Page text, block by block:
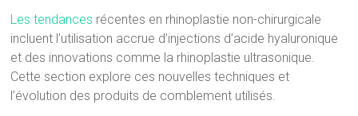
Les tendances récentes en rhinoplastie non-chirurgicale
incluent l’utilisation accrue d’injections d’acide hyaluronique
et des innovations comme la rhinoplastie ultrasonique.
Cette section explore ces nouvelles techniques et
l’évolution des produits de comblement utilisés.